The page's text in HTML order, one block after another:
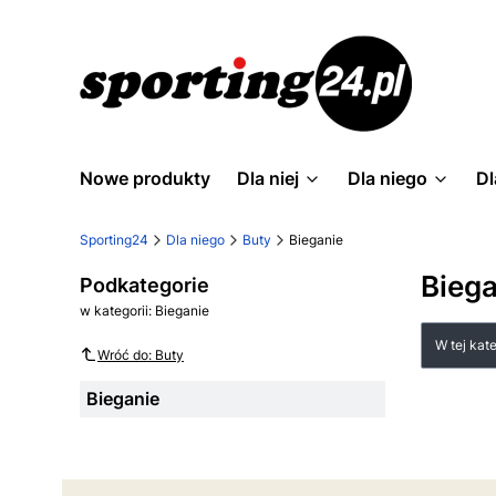
Nowe produkty Dla niej Dla niego
Sporting24 Dla niego Buty Bieganie
Podkategorie
w kategorii: Bieganie
Wróć do: Buty
Bieganie
W tej